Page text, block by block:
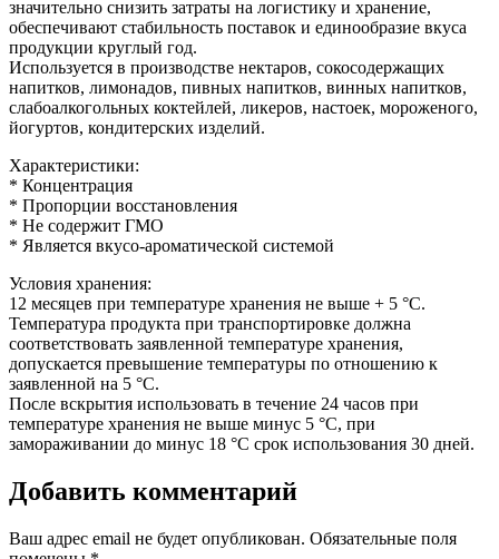
значительно снизить затраты на логистику и хранение,
обеспечивают стабильность поставок и единообразие вкуса
продукции круглый год.
Используется в производстве нектаров, сокосодержащих
напитков, лимонадов, пивных напитков, винных напитков,
слабоалкогольных коктейлей, ликеров, настоек, мороженого,
йогуртов, кондитерских изделий.
Характеристики:
* Концентрация
* Пропорции восстановления
* Не содержит ГМО
* Является вкусо-ароматической системой
Условия хранения:
12 месяцев при температуре хранения не выше + 5 °C.
Температура продукта при транспортировке должна
соответствовать заявленной температуре хранения,
допускается превышение температуры по отношению к
заявленной на 5 °C.
После вскрытия использовать в течение 24 часов при
температуре хранения не выше минус 5 °C, при
замораживании до минус 18 °C срок использования 30 дней.
Добавить комментарий
Ваш адрес email не будет опубликован. Обязательные поля